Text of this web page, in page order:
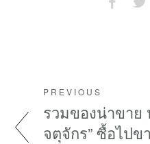
PREVIOUS
รวมของน่าขาย
จตุจักร” ซื้อไปข